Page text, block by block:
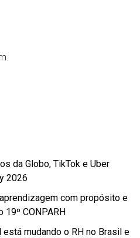
da Globo, TikTok e Uber
2026
com propósito e
19º CONPARH
mudando o RH no Brasil e